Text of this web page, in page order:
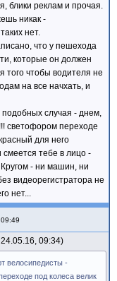
блики реклам и прочая.
никак -
нет.
что у пешехода
которые он должен
того чтобы водителя не
на все начхать, и
случая - днем,
переходе
для него
тебе в лицо -
- ни машин, ни
видеорегистратора не
нет...
24.05.16, 09:34
велосипедисты -
под колеса велик